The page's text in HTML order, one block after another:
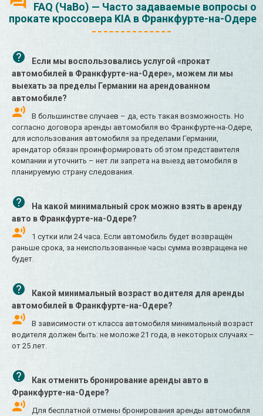
FAQ (ЧаВо) — Часто задаваемые вопросы о
прокате кроссовера KIA в Франкфурте-на-Одере
Если мы воспользовались услугой «прокат
автомобилей в Франкфурте-на-Одере», можем ли мы
выехать за пределы Германии на арендованном
автомобиле?
В большинстве случаев – да, есть такая возможность. Но
согласно договора аренды автомобиля во Франкфурте-на-Одере,
для использования автомобиля за пределами Германии,
арендатор обязан проинформировать об этом представителя
компании и уточнить – нет ли запрета на выезд автомобиля в
планируемую страну следования.
На какой минимальный срок можно взять в аренду
авто в Франкфурте-на-Одере?
1 сутки или 24 часа. Если автомобиль будет возвращён
раньше срока, за неиспользованные часы сумма возвращена не
будет.
Какой минимальный возраст водителя для аренды
автомобилей в Франкфурте-на-Одере?
В зависимости от класса автомобиля минимальный возраст
водителя должен быть: не моложе 21 года, в некоторых случаях –
от 25 лет.
Как отменить бронирование аренды авто в
Франкфурте-на-Одере?
Для бесплатной отмены бронирования аренды автомобиля